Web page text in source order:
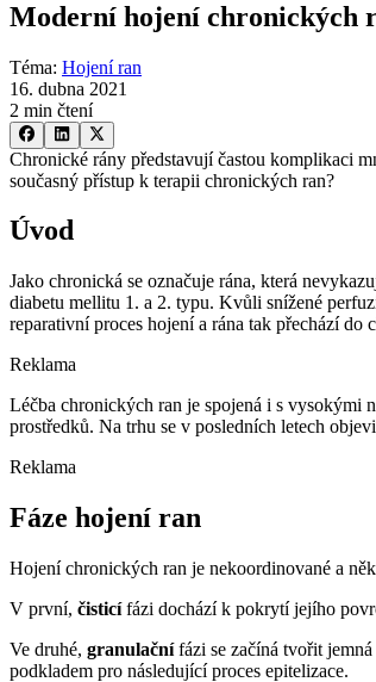
Moderní hojení chronických
Téma: Hojení ran
16. dubna 2021
2 min čtení
Chronické rány představují častou komplikaci
současný přístup k terapii chronických ran?
Úvod
Jako chronická se označuje rána, která
diabetu mellitu 1. a 2. typu. Kvůli snížené
reparativní proces hojení a rána tak přechází do
Reklama
Léčba chronických ran je spojená i s vysokými
prostředků. Na trhu se v posledních letech
Reklama
Fáze hojení ran
Hojení chronických ran je nekoordinované a
V první, čisticífázi dochází k pokrytí jejího
Ve druhé, granulačnífázi se začíná tvořit
podkladem pro následující proces epitelizace.